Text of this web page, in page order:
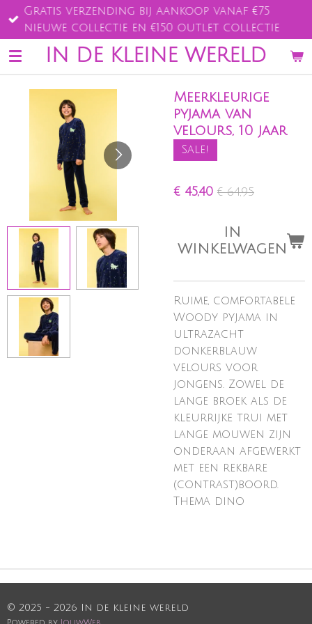
Ga
direct
naar
de
IN DE KLEINE WERELD
Gratis verzending bij aankoop vanaf €75
nieuwe collectie en €150 outlet collectie
Meerkleurige
pyjama van
velours, 10 jaar
Sale!
€ 45,40 € 64,95
IN
WINKELWAGEN
Ruime, comfortabele
Woody pyjama in
ultrazacht
donkerblauw
velours voor
jongens. Zowel de
lange broek als de
kleurrijke trui met
lange mouwen zijn
onderaan afgewerkt
met een rekbare
(contrast)boord.
Thema dino
© 2025 - 2026 In de kleine wereld